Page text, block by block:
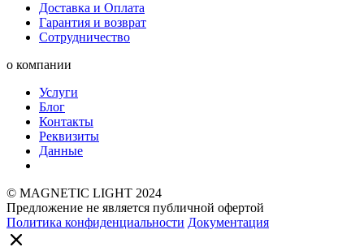
Доставка и Оплата
Гарантия и возврат
Сотрудничество
о компании
Услуги
Блог
Контакты
Реквизиты
Данные
© MAGNETIC LIGHT 2024
Предложение не является публичной офертой
Политика конфиденциальности Документация